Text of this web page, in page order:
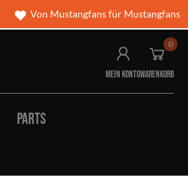
Von Mustangfans für Mustangfans
Mein Konto
0
Warenkorb
Parts